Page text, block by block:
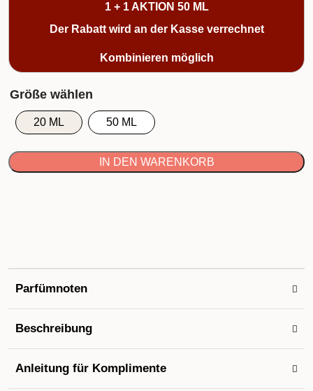
1 + 1 AKTION 50 ML
Der Rabatt wird an der Kasse verrechnet
Kombinieren möglich
20 ML 50 ML
IN DEN WARENKORB
Parfümnoten
Beschreibung
Anleitung für Komplimente